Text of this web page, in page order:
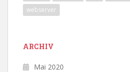
webserver
ARCHIV
Mai 2020